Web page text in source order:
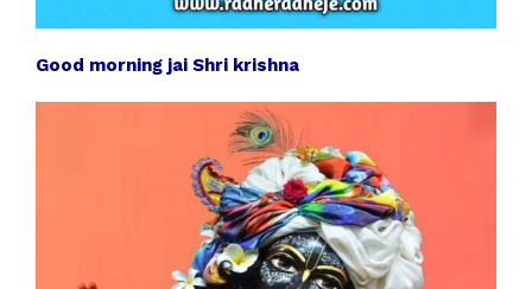
Good morning jai Shri krishna